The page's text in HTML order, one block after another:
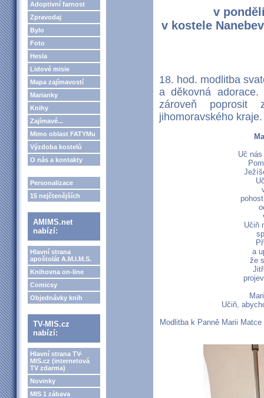
Adoptivní farnost
Zpravodaj
Bylo
Foto
Hesla
Lidové misie
Mapa zajímavostí
Marianky
Knihy
Zajímavé...
Mimo oblast FATYMu
Výzdoba kostelů
O nás a kontakty
Personalizace
15 nejčtenějších
AMIMS.net
nabízí:
Hlavní strana
apoštolát A.M.I.M.S.
Knihovna on-line
Comicsy
Objednávky knih
TV-MIS.cz
nabízí:
Hlavní strana TV-
MIS.cz (internetová
TV zdarma)
Novinky
MIS 1 zábava
v
v kostele
18. hod. modlitba
a děkovná
zároveň
jihomoravského kraje.
Uč
Učiň
a
že
Učiň,
Modlitba k Panně Marii